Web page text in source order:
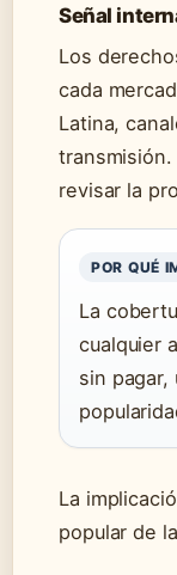
Señal
Los
cada
Latina,
revisar la
POR QUÉ
La
cualquier
sin pagar,
La
popular de